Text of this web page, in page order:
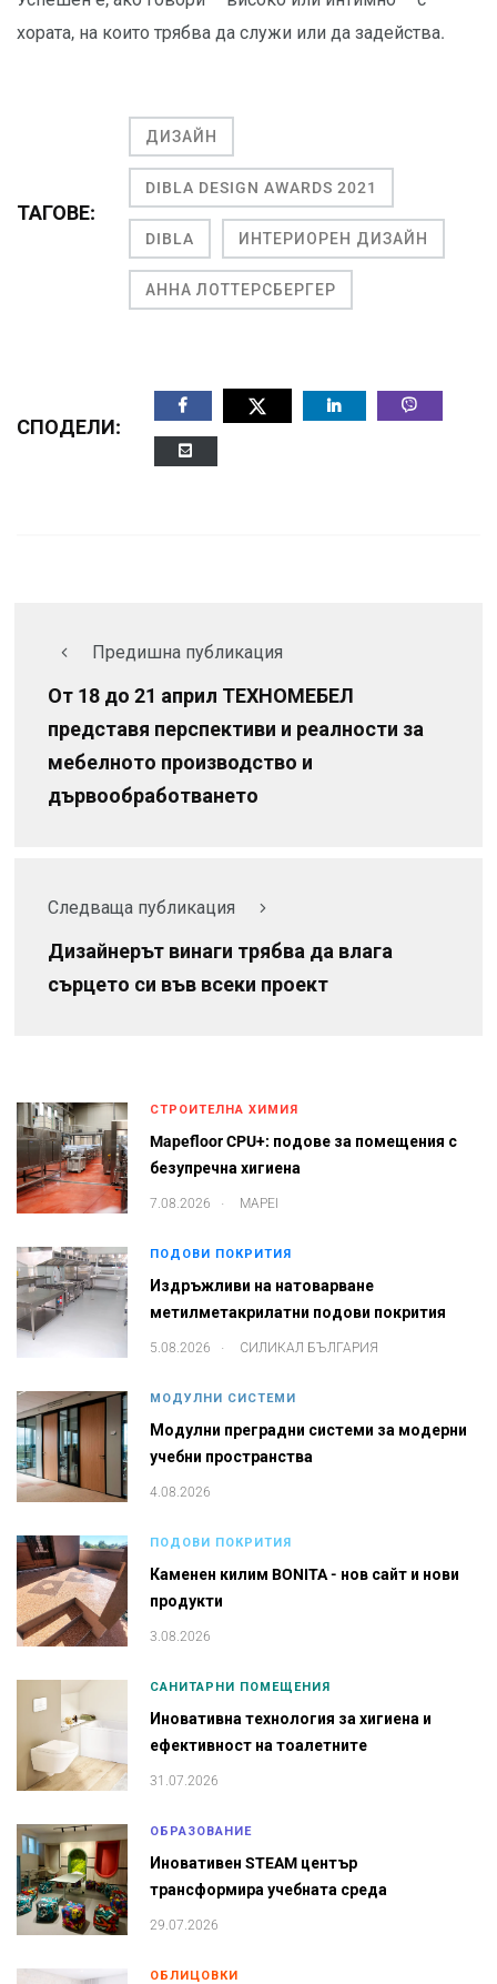
хората, на които трябва да служи или да задейства.
ТАГОВЕ:
ДИЗАЙН
DIBLA DESIGN AWARDS 2021
DIBLA ИНТЕРИОРЕН ДИЗАЙН
АННА ЛОТТЕРСБЕРГЕР
СПОДЕЛИ:
Предишна публикация
От 18 до 21 април ТЕХНОМЕБЕЛ
представя перспективи и реалности за
мебелното производство и
дървообработването
Следваща публикация
Дизайнерът винаги трябва да влага
сърцето си във всеки проект
СТРОИТЕЛНА ХИМИЯ
Mapefloor CPU+: подове за помещения с
безупречна хигиена
7.08.2026 MAPEI
ПОДОВИ ПОКРИТИЯ
Издръжливи на натоварване
метилметакрилатни подови покрития
5.08.2026 СИЛИКАЛ БЪЛГАРИЯ
МОДУЛНИ СИСТЕМИ
Модулни преградни системи за модерни
учебни пространства
4.08.2026
ПОДОВИ ПОКРИТИЯ
Каменен килим BONITA - нов сайт и нови
продукти
3.08.2026
САНИТАРНИ ПОМЕЩЕНИЯ
Иновативна технология за хигиена и
ефективност на тоалетните
31.07.2026
ОБРАЗОВАНИЕ
Иновативен STEAM център
трансформира учебната среда
29.07.2026
ОБЛИЦОВКИ